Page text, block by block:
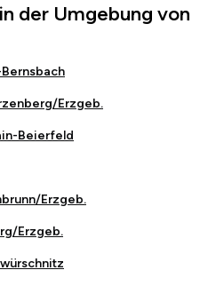
der Umgebung von
Erzgeb.
Beierfeld
Erzgeb.
Erzgeb.